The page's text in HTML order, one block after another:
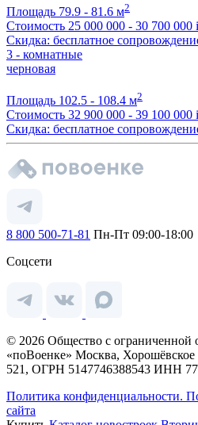
Площадь 79.9 - 81.6 м2
Стоимость 25 000 000 - 30 700 000 i
Скидка: бесплатное
3 - комнатные
черновая
Площадь 102.5 - 108.4 м2
Стоимость 32 900 000 - 39 100 000 i
Скидка: бесплатное
8 800 500-71-81 Пн-Пт 09:00-18:00
Соцсети
© 2026 Общество с ограниченной
«поВоенке» Москва,
521, ОГРН 5147746388543 ИНН
Политика конфиденциальности.
сайта